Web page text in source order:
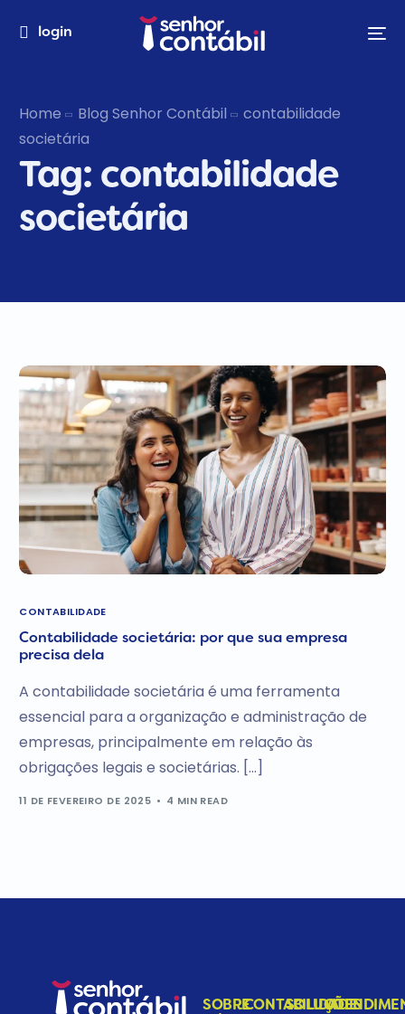
login
Home Blog Senhor Contábil
contabilidade
societária
Tag: contabilidade
societária
CONTABILIDADE
Contabilidade societária: por que sua empresa
precisa dela
A contabilidade societária é uma ferramenta
essencial para a organização e administração de
empresas, principalmente em relação às
obrigações legais e societárias. […]
11 DE FEVEREIRO DE 2025 4 MIN READ
SOBRECONTABILIDADE
SOLUÇÕES